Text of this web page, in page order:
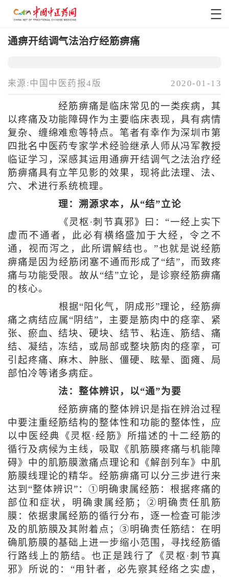
通痹开结调气法治疗经筋痹痛
来源:中国中医药报4版 2020-01-13
经筋痹痛是临床常见的一类疾病，其
以疼痛及功能障碍作为主要临床表现，具有病情
复杂、缠绵难愈等特点。笔者有幸作为深圳市第
四批名中医药专家学术经验继承人师从冯军教授
临证学习，深感其运用通痹开结调气之法治疗经
筋痹痛具有立竿见影的效果，现将此法理、法、
穴、术进行系统梳理。
理：溯源求本，从“结”立论
《灵枢·刺节真邪》曰：“一经上实下
虚而不通者，此必有横络盛加于大经，令之不
通，视而泻之，此所谓解结也。”也就是说经筋
痹痛是因为经筋闭塞不通而形成了“结”，而致疼
痛与功能受限。故从“结”立论，是诊察经筋痹痛
的核心。
根据“阳化气，阴成形”理论，经筋痹
痛之病结应属“阴结”，主要是筋肉中的痉挛、紧
张、瘀血、结块、硬块、结节、粘连、筋结、痛
结、凝结，冻结，或局部或整块筋肉的痉挛，可
引起疼痛、麻木、肿胀、僵硬、眩晕、面瘫、局
部怕冷等诸多病症。
法：整体辨识，以“通”为要
经筋痹痛的整体辨识是指在辨治过程
中要注重经筋结构的整体性和功能的整体性，应
以中医经典《灵枢·经筋》所描述的十二经筋的
循行及病候为主线，吸取《肌筋膜疼痛与机能障
碍》中的肌筋膜激痛点理论和《解剖列车》中肌
筋膜线理论的精华。经筋痹痛可以分三步进行来
达到“整体辨识”：①明确隶属经筋：根据疼痛的
部位和症状，明确隶属经筋；②明确责任肌筋
膜：依据隶属经筋的循行分布，逐一检查可能涉
及的肌筋膜及其附着点；③明确责任筋结：在明
确肌筋膜的基础上进一步缩小范围，寻找经筋循
行路线上的筋结。也正是践行了《灵枢·刺节真
邪》所说的：“用针者，必先察其经络之实虚，